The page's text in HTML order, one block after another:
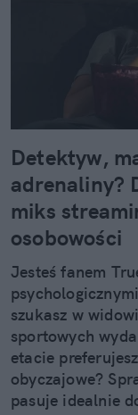
Detektyw,
adrenaliny?
miks
osobowości
Jesteś fanem
szukasz w
sportowych
etacie
obyczajowe?
pasuje idealnie